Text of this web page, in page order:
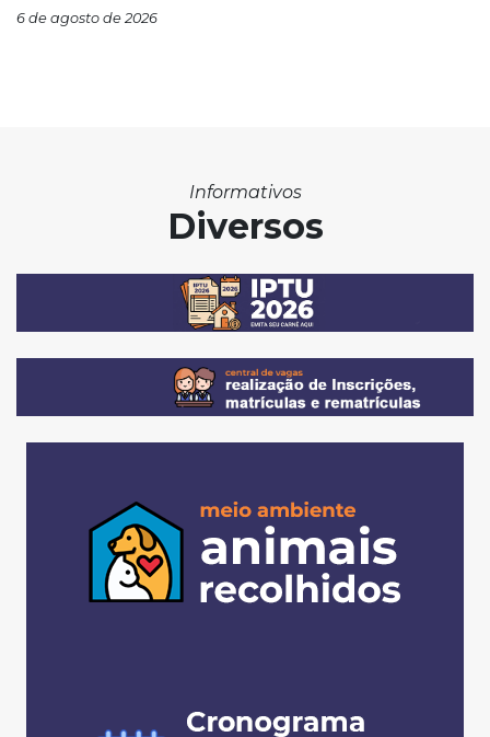
6 de agosto de 2026
Informativos
Diversos